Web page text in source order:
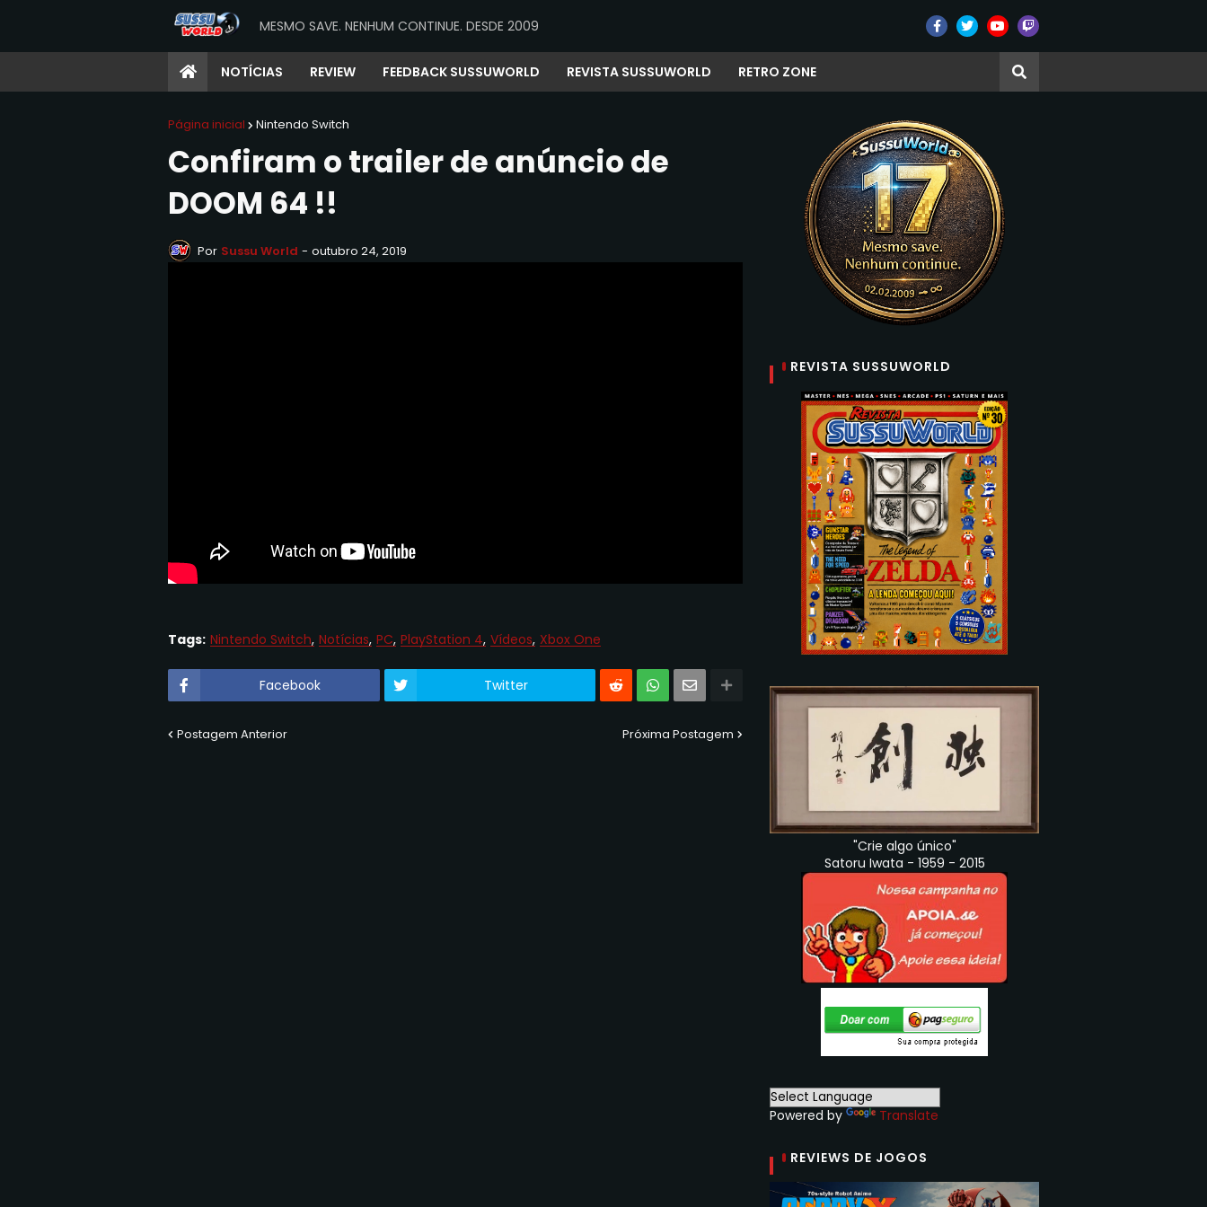
MESMO SAVE. NENHUM CONTINUE. DESDE 2009
NOTÍCIAS REVIEW FEEDBACK SUSSUWORLD REVISTA SUSSUWORLD RETRO ZONE
Página inicial Nintendo Switch
Confiram o trailer de anúncio de
DOOM 64 !!
Por Sussu World - outubro 24, 2019
Tags: Nintendo Switch Notícias PC PlayStation 4 Vídeos Xbox One
Facebook Twitter
Postagem Anterior Próxima Postagem
REVISTA SUSSUWORLD
"Crie algo único"
Satoru Iwata - 1959 - 2015
Powered by Translate
REVIEWS DE JOGOS